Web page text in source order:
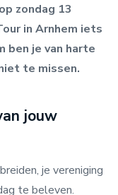
zondag 13
in Arnhem iets
ben je van harte
te missen.
jouw
je vereniging
te beleven.